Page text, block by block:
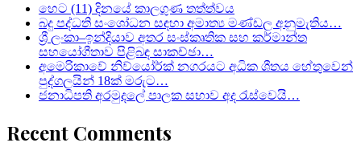
හෙට (11) දිනයේ කාලගුණ තත්ත්වය
බදු පද්ධති සංශෝධන සඳහා අමාත්‍ය මණ්ඩල අනුමැතිය…
ශ්‍රී ලංකා–ඉන්දියාව අතර සංස්කෘතික සහ කර්මාන්ත
සහයෝගීතාව පිළිබඳ සාකච්ඡා…
අමෙරිකාවේ නිව්යෝර්ක් නගරයට අධික ශීතය හේතුවෙන්
පුද්ගලයින් 18ක් මරුට…
ජනාධිපති අරමුදලේ පාලක සභාව අද රැස්වෙයි…
Recent Comments